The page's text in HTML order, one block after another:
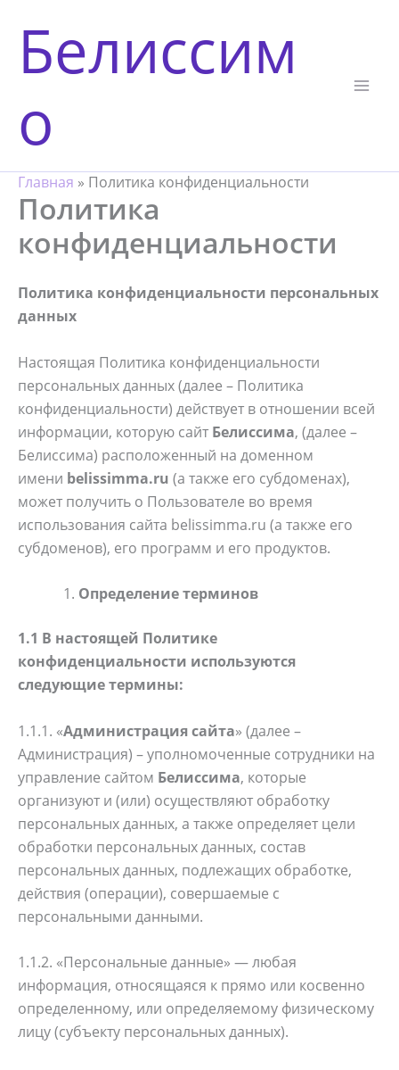
содержимому
Белиссим
о
Главная » Политика конфиденциальности
Политика
конфиденциальности
Политика конфиденциальности персональных
данных
Настоящая Политика конфиденциальности
персональных данных (далее – Политика
конфиденциальности) действует в отношении всей
информации, которую сайт Белиссима, (далее –
Белиссима) расположенный на доменном
имени belissimma.ru (а также его субдоменах),
может получить о Пользователе во время
использования сайта belissimma.ru (а также его
субдоменов), его программ и его продуктов.
Определение терминов
1.1 В настоящей Политике
конфиденциальности используются
следующие термины:
1.1.1. «Администрация сайта» (далее –
Администрация) – уполномоченные сотрудники на
управление сайтом Белиссима, которые
организуют и (или) осуществляют обработку
персональных данных, а также определяет цели
обработки персональных данных, состав
персональных данных, подлежащих обработке,
действия (операции), совершаемые с
персональными данными.
1.1.2. «Персональные данные» — любая
информация, относящаяся к прямо или косвенно
определенному, или определяемому физическому
лицу (субъекту персональных данных).